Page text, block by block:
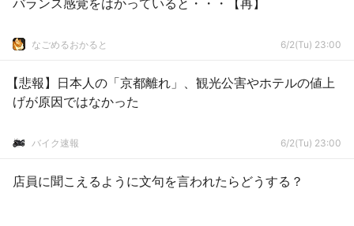
バランス感覚をはかっていると・・・【再】
なごめるおかると 6/2(Tu) 23:00
【悲報】日本人の「京都離れ」、観光公害やホテルの値上
げが原因ではなかった
バイク速報 6/2(Tu) 23:00
店員に聞こえるように文句を言われたらどうする？